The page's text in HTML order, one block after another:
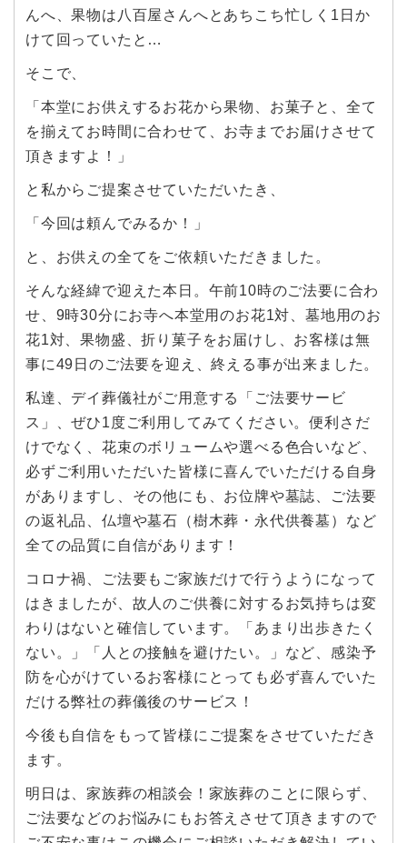
んへ、果物は八百屋さんへとあちこち忙しく1日か
けて回っていたと…
そこで、
「本堂にお供えするお花から果物、お菓子と、全て
を揃えてお時間に合わせて、お寺までお届けさせて
頂きますよ！」
と私からご提案させていただいたき、
「今回は頼んでみるか！」
と、お供えの全てをご依頼いただきました。
そんな経緯で迎えた本日。午前10時のご法要に合わ
せ、9時30分にお寺へ本堂用のお花1対、墓地用のお
花1対、果物盛、折り菓子をお届けし、お客様は無
事に49日のご法要を迎え、終える事が出来ました。
私達、デイ葬儀社がご用意する「ご法要サービ
ス」、ぜひ1度ご利用してみてください。便利さだ
けでなく、花束のボリュームや選べる色合いなど、
必ずご利用いただいた皆様に喜んでいただける自身
がありますし、その他にも、お位牌や墓誌、ご法要
の返礼品、仏壇や墓石（樹木葬・永代供養墓）など
全ての品質に自信があります！
コロナ禍、ご法要もご家族だけで行うようになって
はきましたが、故人のご供養に対するお気持ちは変
わりはないと確信しています。「あまり出歩きたく
ない。」「人との接触を避けたい。」など、感染予
防を心がけているお客様にとっても必ず喜んでいた
だける弊社の葬儀後のサービス！
今後も自信をもって皆様にご提案をさせていただき
ます。
明日は、家族葬の相談会！家族葬のことに限らず、
ご法要などのお悩みにもお答えさせて頂きますので